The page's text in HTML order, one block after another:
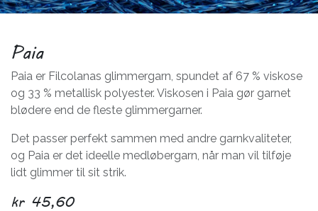
Paia
Paia er Filcolanas glimmergarn, spundet af 67 % viskose
og 33 % metallisk polyester. Viskosen i Paia gør garnet
blødere end de fleste glimmergarner.
Det passer perfekt sammen med andre garnkvaliteter,
og Paia er det ideelle medløbergarn, når man vil tilføje
lidt glimmer til sit strik.
kr 45,60